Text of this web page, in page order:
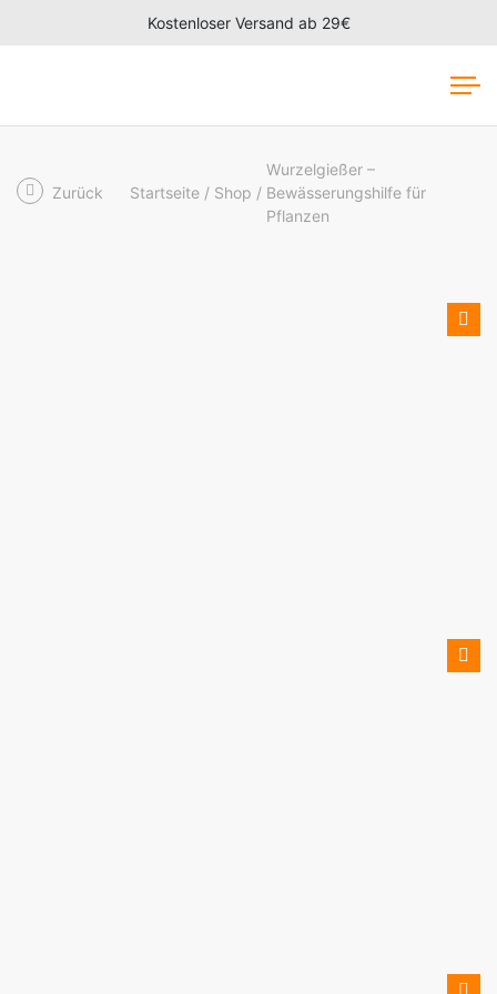
Kostenloser Versand ab 29€
Zurück Startseite Shop
Wurzelgießer –
Bewässerungshilfe für
Pflanzen